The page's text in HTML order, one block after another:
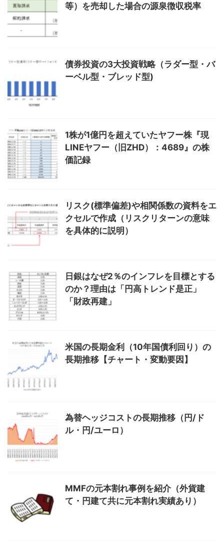
等）を売却した場合の源泉徴収税率
債券投資の3大投資戦略（ラダー型・バ
ーベル型・ブレッド型)
1株が1億円を超えていたヤフー株『現
LINEヤフー（旧ZHD）：4689』の株
価記録
リスク(標準偏差)や相関係数の資料をエ
クセルで作成（リスクリターンの意味
を具体的に説明）
日銀はなぜ2％のインフレを目標とする
のか？理由は「円高トレンド是正」
「財政再建」
米国の長期金利（10年国債利回り）の
長期推移【チャート・変動要因】
為替ヘッジコストの長期推移（円/ド
ル・円/ユーロ）
MMFの元本割れ事例を紹介（外貨建
て・円建て共に元本割れ実績あり）